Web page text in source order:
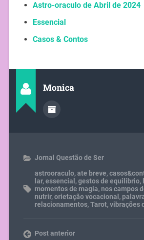
Astro-oraculo de Abril de 2024
Essencial
Casos & Contos
Monica
Jornal Questão de Ser
astrooraculo,ate breve,
lar,essencial ,gestos de equilibrio,
momentos de magia,nos campos
nutrir,orietação vocacional ,
relacionamentos,Tarot,vibrações
Post anterior